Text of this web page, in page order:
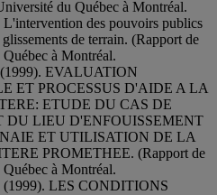
du Québec à Montréal.
des pouvoirs publics
de terrain. (Rapport de
à Montréal.
EVALUATION
ET PROCESSUS D'AIDE A LA
ETUDE DU CAS DE
DU LIEU D'ENFOUISSEMENT
ET UTILISATION DE LA
PROMETHEE. (Rapport de
à Montréal.
LES CONDITIONS